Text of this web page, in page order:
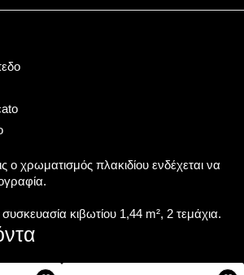
ο χρωματισμός πλακιδίου ενδέχεται να
κιβωτίου 1,44 m², 2 τεμάχια.